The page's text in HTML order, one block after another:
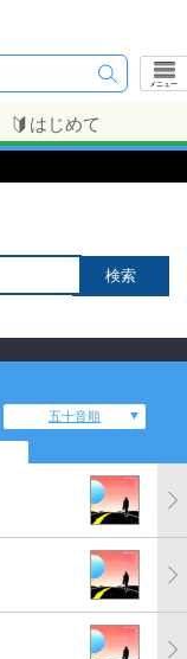
メニュー
はじめて
五十音順